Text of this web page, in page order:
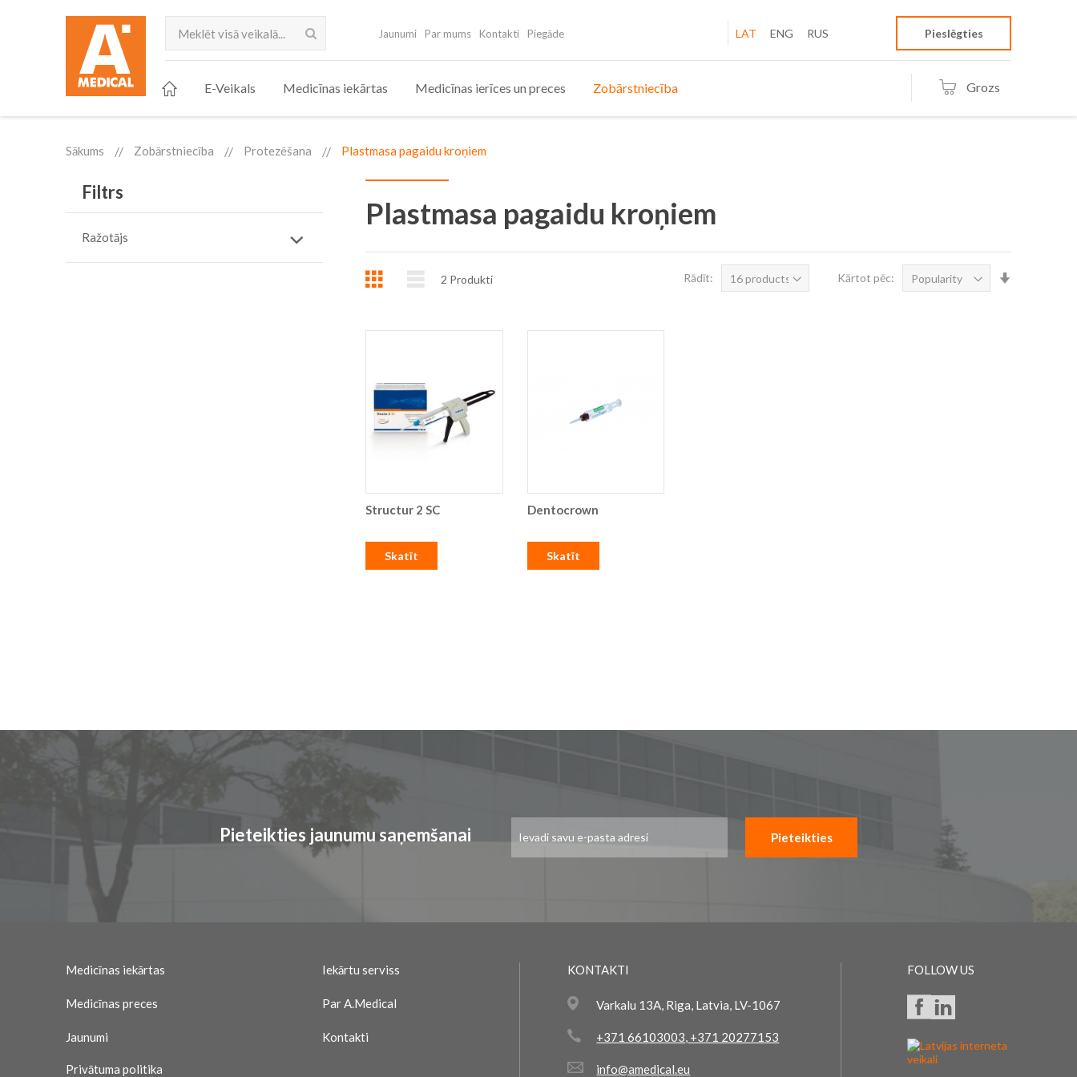
Meklēt
Jaunumi Par mums Kontakti Piegāde LAT ENG RUS Pieslēgties
E-Veikals Medicīnas iekārtas Medicīnas ierīces un preces Zobārstniecība Grozs
Sākums Zobārstniecība Protezēšana Plastmasa pagaidu kroņiem
Plastmasa pagaidu kroņiem
Režģis Saraksts
2 Produkti Rādīt: Kārtot pēc:
Structur 2 SC
Skatīt
Dentocrown
Skatīt
Filtrs
Ražotājs
Pieteikties jaunumu saņemšanai
jaunumu
Pieteikties
Medicīnas iekārtas Iekārtu serviss
Medicīnas preces Par A.Medical
Jaunumi Kontakti
Privātuma politika
KONTAKTI
Varkalu 13A, Riga, Latvia, LV-1067
+371 66103003, +371 20277153
info@amedical.eu
FOLLOW US